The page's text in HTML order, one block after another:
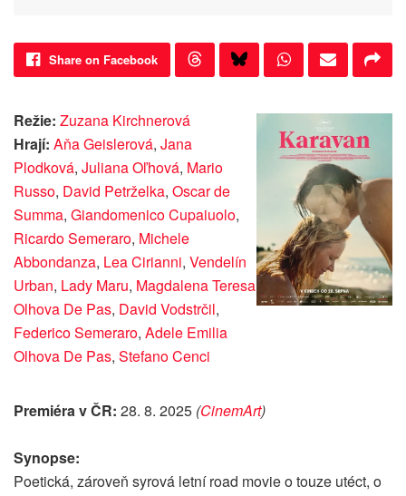
Share on Facebook
Režie: Zuzana Kirchnerová
Hrají: Aňa Geislerová, Jana
Plodková, Juliana Oľhová, Mario
Russo, David Petrželka, Oscar de
Summa, Giandomenico Cupaiuolo,
Ricardo Semeraro, Michele
Abbondanza, Lea Cirianni, Vendelín
Urban, Lady Maru, Magdalena Teresa
Olhova De Pas, David Vodstrčil,
Federico Semeraro, Adele Emilia
Olhova De Pas, Stefano Cenci
Premiéra v ČR: 28. 8. 2025 (CinemArt)
Synopse:
Poetická, zároveň syrová letní road movie o touze utéct, o